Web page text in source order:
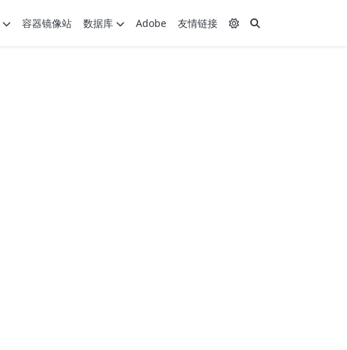
容器镜像站 数据库 Adobe 友情链接